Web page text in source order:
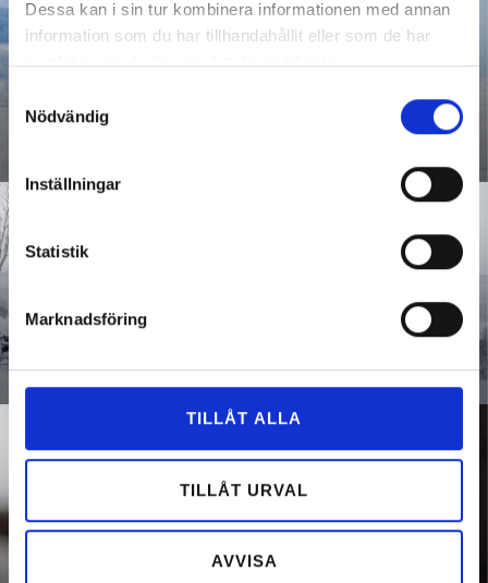
Dessa kan i sin tur kombinera informationen med annan
information som du har tillhandahållit eller som de har
samlat in när du har använt deras tjänster.
Nödvändig
Inställningar
Statistik
Marknadsföring
TILLÅT ALLA
TILLÅT URVAL
AVVISA
Ski pass
BUY NOW
We have more than 200 cabins, all close to the ski
SKI RENTAL
Make it convenient by pre-booking your equipment
online. You avoid unnecessary queuing, and your gear